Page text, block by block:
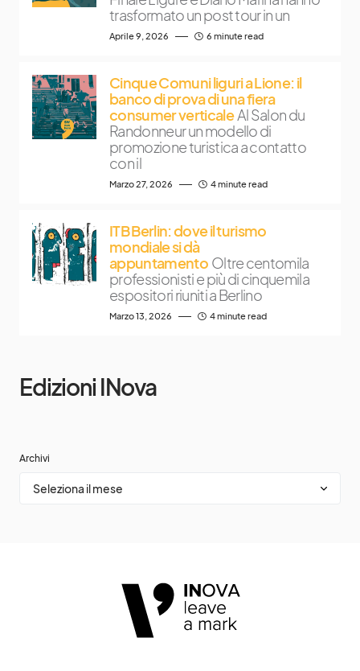
trasformato un post tour in un
Aprile 9, 2026 6 minute read
Cinque Comuni liguri a Lione: il
banco di prova di una fiera
consumer verticale Al Salon du
Randonneur un modello di
promozione turistica a contatto
con il
Marzo 27, 2026 4 minute read
ITB Berlin: dove il turismo
mondiale si dà
appuntamento Oltre centomila
professionisti e più di cinquemila
espositori riuniti a Berlino
Marzo 13, 2026 4 minute read
Edizioni INova
Archivi